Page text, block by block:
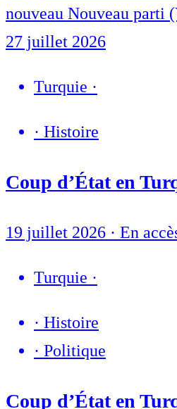
nouveau Nouveau parti
27 juillet 2026
Turquie ·
· Histoire
Coup d’État en
19 juillet 2026 · En
Turquie ·
· Histoire
· Politique
Coup d’État en